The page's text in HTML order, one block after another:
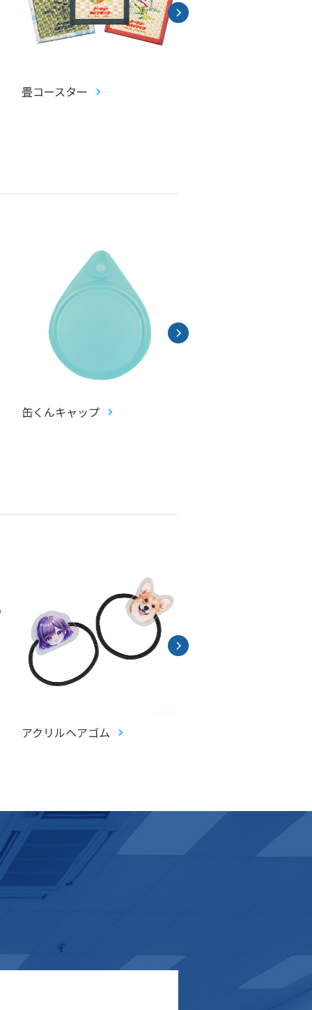
畳コースター
缶くんキャップ
アクリルヘアゴム